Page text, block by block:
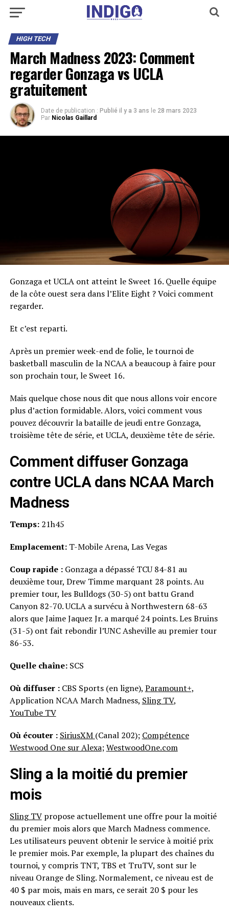
HIGH TECH
March Madness 2023: Comment
regarder Gonzaga vs UCLA
gratuitement
Date de publication : Publié il y a 3 ans le 28 mars 2023
Par Nicolas Gaillard
Gonzaga et UCLA ont atteint le Sweet 16. Quelle équipe
de la côte ouest sera dans l’Elite Eight ? Voici comment
regarder.
Et c’est reparti.
Après un premier week-end de folie, le tournoi de
basketball masculin de la NCAA a beaucoup à faire pour
son prochain tour, le Sweet 16.
Mais quelque chose nous dit que nous allons voir encore
plus d’action formidable. Alors, voici comment vous
pouvez découvrir la bataille de jeudi entre Gonzaga,
troisième tête de série, et UCLA, deuxième tête de série.
Comment diffuser Gonzaga
contre UCLA dans NCAA March
Madness
Temps: 21h45
Emplacement: T-Mobile Arena, Las Vegas
Coup rapide : Gonzaga a dépassé TCU 84-81 au
deuxième tour, Drew Timme marquant 28 points. Au
premier tour, les Bulldogs (30-5) ont battu Grand
Canyon 82-70. UCLA a survécu à Northwestern 68-63
alors que Jaime Jaquez Jr. a marqué 24 points. Les Bruins
(31-5) ont fait rebondir l’UNC Asheville au premier tour
86-53.
Quelle chaîne: SCS
Où diffuser :CBS Sports (en ligne), Paramount+,
Application NCAA March Madness, Sling TV,
YouTube TV
Où écouter : SiriusXM (Canal 202); Compétence
Westwood One sur Alexa;WestwoodOne.com
Sling a la moitié du premier
mois
Sling TVpropose actuellement une offre pour la moitié
du premier mois alors que March Madness commence.
Les utilisateurs peuvent obtenir le service à moitié prix
le premier mois. Par exemple, la plupart des chaînes du
tournoi, y compris TNT, TBS et TruTV, sont sur le
niveau Orange de Sling. Normalement, ce niveau est de
40 $ par mois, mais en mars, ce serait 20 $ pour les
nouveaux clients.